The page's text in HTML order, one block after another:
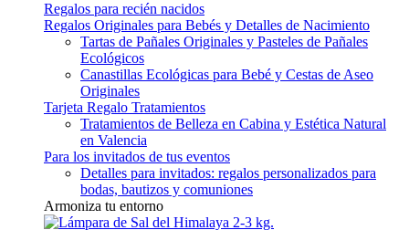
Regalos para recién nacidos
Regalos Originales para Bebés y Detalles de Nacimiento
Tartas de Pañales Originales y Pasteles de Pañales
Ecológicos
Canastillas Ecológicas para Bebé y Cestas de Aseo
Originales
Tarjeta Regalo Tratamientos
Tratamientos de Belleza en Cabina y Estética Natural
en Valencia
Para los invitados de tus eventos
Detalles para invitados: regalos personalizados para
bodas, bautizos y comuniones
Armoniza tu entorno